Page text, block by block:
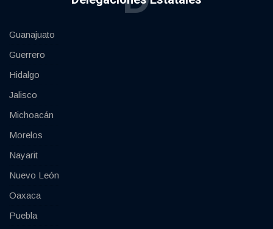
Guanajuato
Guerrero
Hidalgo
Jalisco
Michoacán
Morelos
Nayarit
Nuevo León
Oaxaca
Puebla